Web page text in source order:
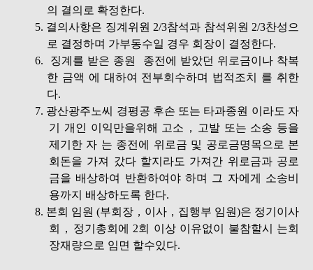
의 결의로 확정한다.
5. 결의사항은 징계위원 2/3참석과 참석위원 2/3찬성으
로 결정하며 가부동수일 경우 회장이 결정한다.
6. 징계를 받은 종원 종전에 받았던 위로금이나 착복
한 금액 에 대하여 전부회수하며 법적조치 를 취한
다.
7. 광산광주노씨 경평공 후손 또는 타과종원 이라도 자
기 개인 이익만을위해 고소，고발 또는 소송 등을
제기한 자 는 종전에 위로금 및 공로금명목으로 본
회돈을 가져 갔다 할지라도 가져간 위로금과 공로
금을 배상하여 반환하여야 하며 그 자에게 소송비
용까지 배상하도록 한다.
8. 본회 임원 (부회장，이사，집행부 임원)은 정기이사
회，정기총회에 2회 이상 이유없이 불참할시 는회
장재량으로 임면 할수있다.